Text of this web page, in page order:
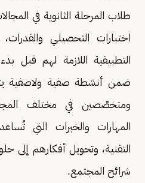
طلاب المرحلة الثانوية في
اختبارات التحصيلي
التطبيقية اللازمة لهم قبل
ضمن أنشطة صفية ولاصفية
ومتخصّصين في مختلف
المهارات والخبرات التي
التقنية، وتحويل أفكارهم إلى
شرائح المجتمع.